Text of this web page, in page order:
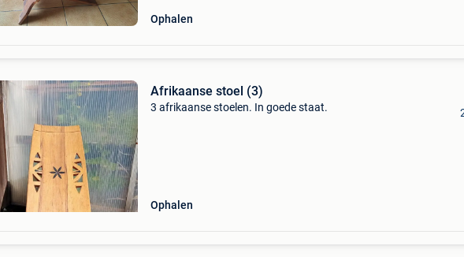
Ophalen
Afrikaanse stoel (3)
3 afrikaanse stoelen. In goede staat.
Ophalen